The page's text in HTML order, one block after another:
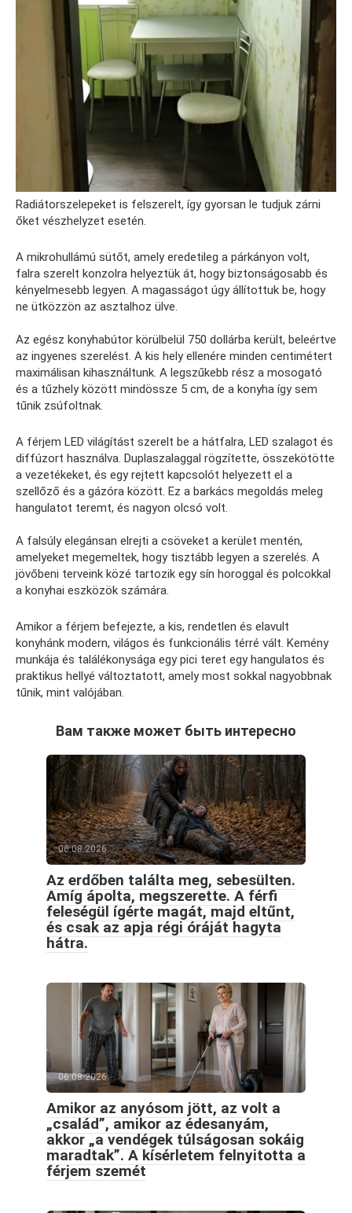
Radiátorszelepeket is felszerelt, így gyorsan le tudjuk zárni
őket vészhelyzet esetén.
A mikrohullámú sütőt, amely eredetileg a párkányon volt,
falra szerelt konzolra helyeztük át, hogy biztonságosabb és
kényelmesebb legyen. A magasságot úgy állítottuk be, hogy
ne ütközzön az asztalhoz ülve.
Az egész konyhabútor körülbelül 750 dollárba került, beleértve
az ingyenes szerelést. A kis hely ellenére minden centimétert
maximálisan kihasználtunk. A legszűkebb rész a mosogató
és a tűzhely között mindössze 5 cm, de a konyha így sem
tűnik zsúfoltnak.
A férjem LED világítást szerelt be a hátfalra, LED szalagot és
diffúzort használva. Duplaszalaggal rögzítette, összekötötte
a vezetékeket, és egy rejtett kapcsolót helyezett el a
szellőző és a gázóra között. Ez a barkács megoldás meleg
hangulatot teremt, és nagyon olcsó volt.
A falsúly elegánsan elrejti a csöveket a kerület mentén,
amelyeket megemeltek, hogy tisztább legyen a szerelés. A
jövőbeni terveink közé tartozik egy sín horoggal és polcokkal
a konyhai eszközök számára.
Amikor a férjem befejezte, a kis, rendetlen és elavult
konyhánk modern, világos és funkcionális térré vált. Kemény
munkája és találékonysága egy pici teret egy hangulatos és
praktikus hellyé változtatott, amely most sokkal nagyobbnak
tűnik, mint valójában.
Вам также может быть интересно
06.08.2026
Az erdőben találta meg, sebesülten.
Amíg ápolta, megszerette. A férfi
feleségül ígérte magát, majd eltűnt,
és csak az apja régi óráját hagyta
hátra.
06.08.2026
Amikor az anyósom jött, az volt a
„család”, amikor az édesanyám,
akkor „a vendégek túlságosan sokáig
maradtak”. A kísérletem felnyitotta a
férjem szemét